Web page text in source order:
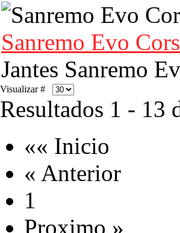
Sanremo Evo
Jantes Sanremo
Visualizar #
Resultados 1 - 13
«« Inicio
« Anterior
1
Proximo »